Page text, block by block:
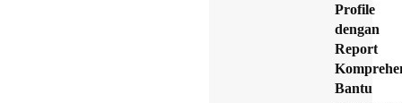
Profile
dengan
Report
Bantu